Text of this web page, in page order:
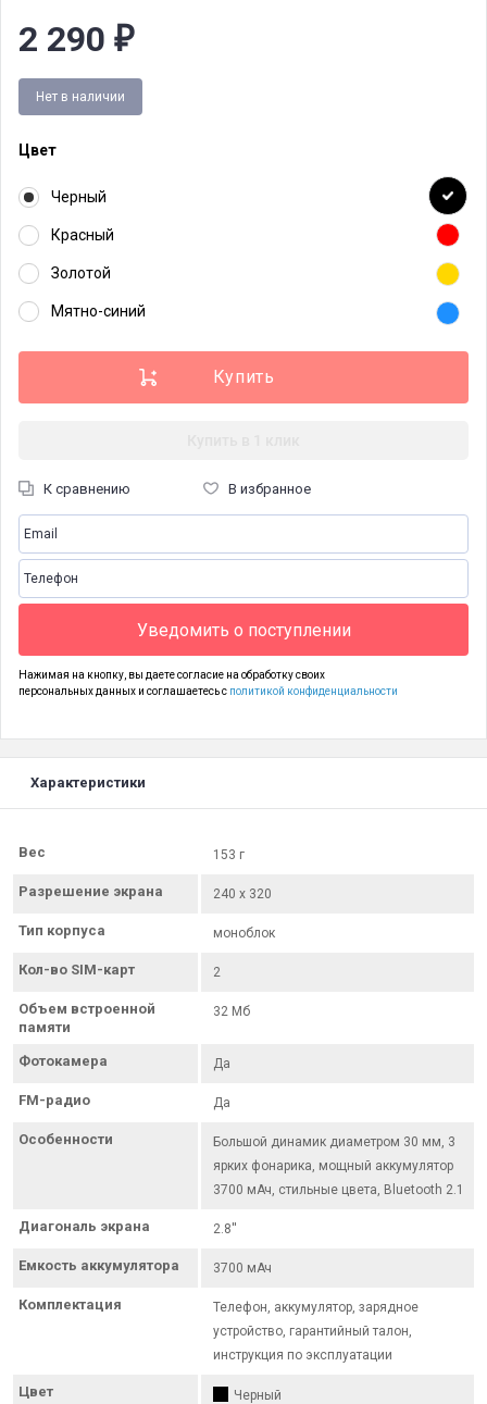
2 290 ₽
Нет в наличии
Цвет
Черный
Красный
Золотой
Мятно-синий
К сравнению В избранное
Уведомить о поступлении
Нажимая на кнопку, вы даете согласие на обработку своих
персональных данных и соглашаетесь с политикой конфиденциальности
Характеристики
Вес 153 г
Разрешение экрана 240 x 320
Тип корпуса моноблок
Кол-во SIM-карт 2
Объем встроенной
памяти
32 Мб
Фотокамера Да
FM-радио Да
Особенности
Большой динамик диаметром 30 мм, 3
ярких фонарика, мощный аккумулятор
3700 мАч, стильные цвета, Bluetooth 2.1
Диагональ экрана 2.8''
Емкость аккумулятора 3700 мАч
Комплектация
Телефон, аккумулятор, зарядное
устройство, гарантийный талон,
инструкция по эксплуатации
Цвет
Черный